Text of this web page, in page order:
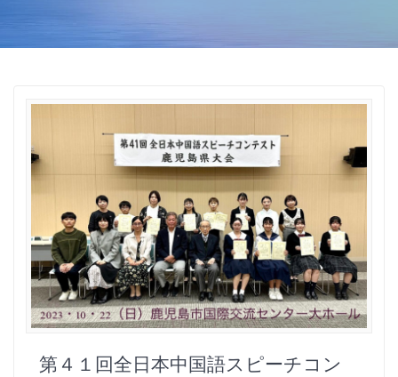
第４１回全日本中国語スピーチコン